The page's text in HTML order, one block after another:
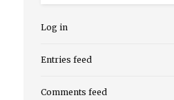
Log in
Entries feed
Comments feed